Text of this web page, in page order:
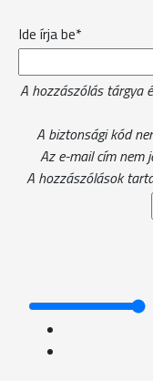
Ide írja be*
A hozzászólás tárgya
A biztonsági kód
Az e-mail cím nem
A hozzászólások